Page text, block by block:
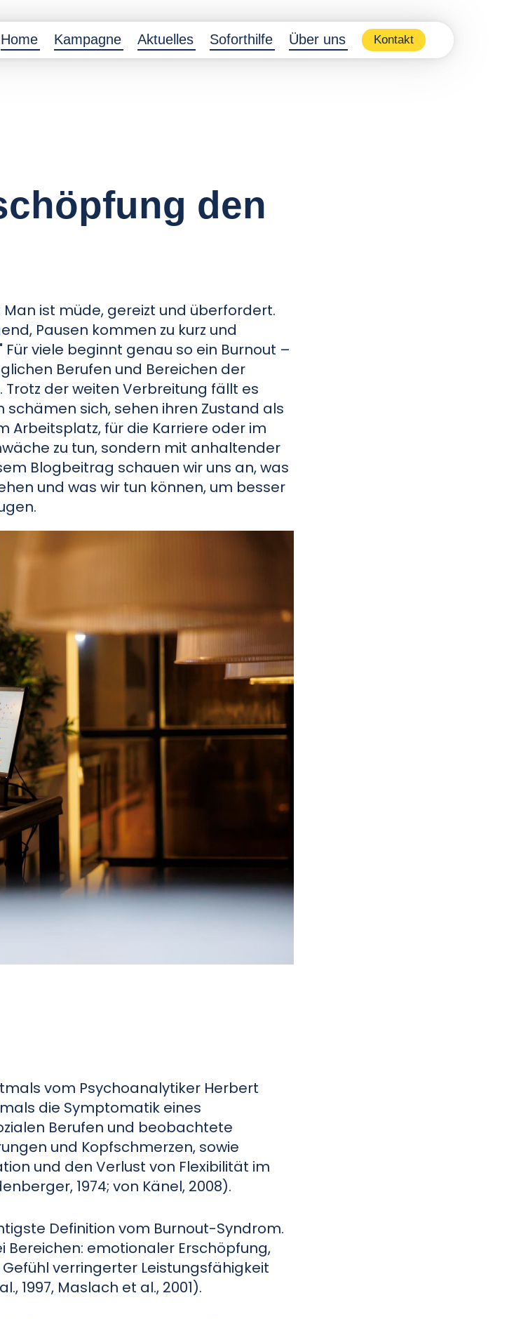
Home Kampagne Aktuelles Soforthilfe Über uns Kontakt
den
ist müde, gereizt und überfordert.
Pausen kommen zu kurz und
viele beginnt genau so ein Burnout –
Berufen und Bereichen der
der weiten Verbreitung fällt es
schämen sich, sehen ihren Zustand als
Arbeitsplatz, für die Karriere oder im
zu tun, sondern mit anhaltender
Blogbeitrag schauen wir uns an, was
und was wir tun können, um besser
vom Psychoanalytiker Herbert
die Symptomatik eines
Berufen und beobachtete
und Kopfschmerzen, sowie
und den Verlust von Flexibilität im
1974; von Känel, 2008).
Definition vom Burnout-Syndrom.
Bereichen: emotionaler Erschöpfung,
verringerter Leistungsfähigkeit
1997, Maslach et al., 2001).